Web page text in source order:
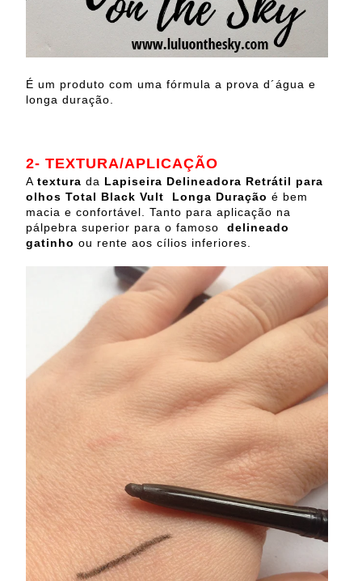
É um produto com uma fórmula a prova d´água e
longa duração.
2- TEXTURA/APLICAÇÃO
A textura da Lapiseira Delineadora Retrátil para
olhos Total Black Vult Longa Duração é bem
macia e confortável. Tanto para aplicação na
pálpebra superior para o famoso
delineado
gatinho ou rente aos cílios inferiores.